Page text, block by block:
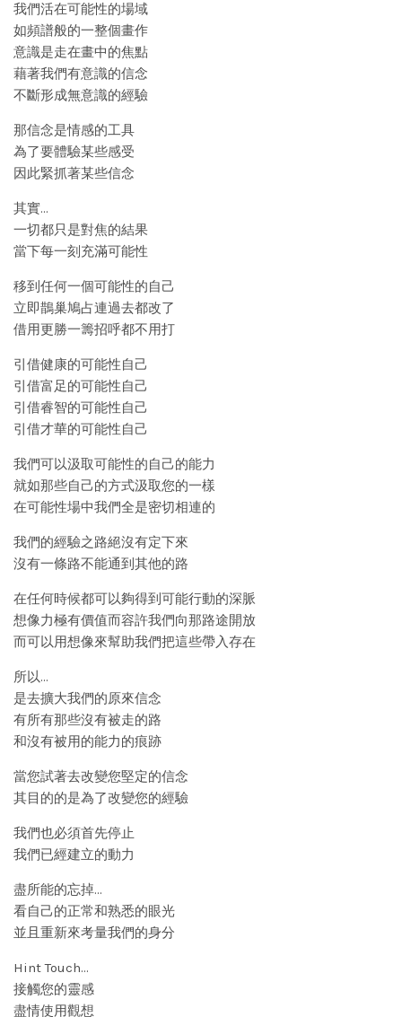
我們活在可能性的場域
如頻譜般的一整個畫作
意識是走在畫中的焦點
藉著我們有意識的信念
不斷形成無意識的經驗
那信念是情感的工具
為了要體驗某些感受
因此緊抓著某些信念
其實…
一切都只是對焦的結果
當下每一刻充滿可能性
移到任何一個可能性的自己
立即鵲巢鳩占連過去都改了
借用更勝一籌招呼都不用打
引借健康的可能性自己
引借富足的可能性自己
引借睿智的可能性自己
引借才華的可能性自己
我們可以汲取可能性的自己的能力
就如那些自己的方式汲取您的一樣
在可能性場中我們全是密切相連的
我們的經驗之路絕沒有定下來
沒有一條路不能通到其他的路
在任何時候都可以夠得到可能行動的深脈
想像力極有價值而容許我們向那路途開放
而可以用想像來幫助我們把這些帶入存在
所以…
是去擴大我們的原來信念
有所有那些沒有被走的路
和沒有被用的能力的痕跡
當您試著去改變您堅定的信念
其目的的是為了改變您的經驗
我們也必須首先停止
我們已經建立的動力
盡所能的忘掉…
看自己的正常和熟悉的眼光
並且重新來考量我們的身分
Hint Touch…
接觸您的靈感
盡情使用觀想